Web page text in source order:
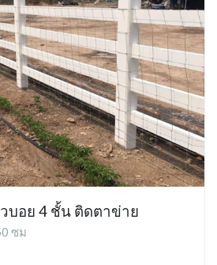
บอย 4 ชั้น ติดตาข่าย
ซม